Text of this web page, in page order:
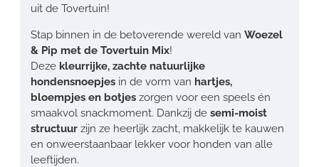
uit de Tovertuin!
Stap binnen in de betoverende wereld van Woezel
& Pip met de Tovertuin Mix!
Deze kleurrijke, zachte natuurlijke
hondensnoepjes in de vorm van hartjes,
bloempjes en botjes zorgen voor een speels én
smaakvol snackmoment. Dankzij de semi-moist
structuur zijn ze heerlijk zacht, makkelijk te kauwen
en onweerstaanbaar lekker voor honden van alle
leeftijden.